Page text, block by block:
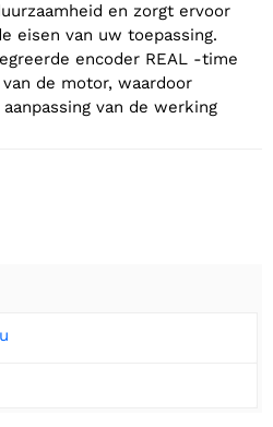
en zorgt ervoor
eisen van uw toepassing.
encoder REAL -time
de motor, waardoor
van de werking